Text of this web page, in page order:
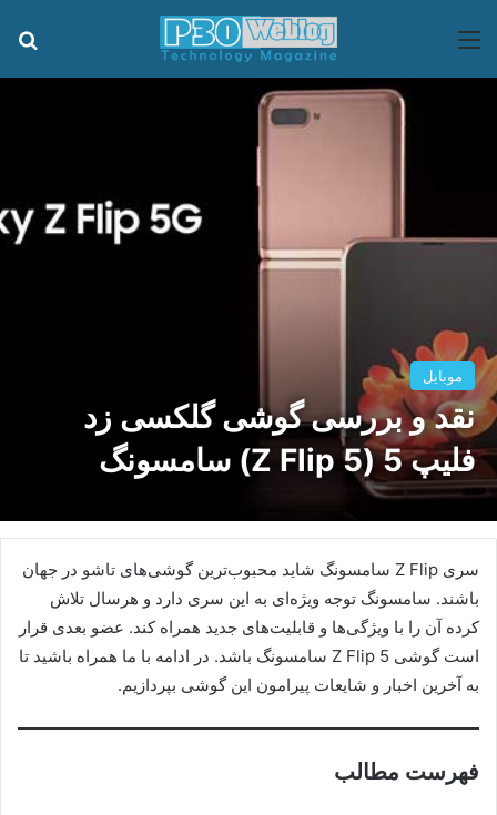
منو
موبایل
نقد و بررسی گوشی گلکسی زد
فلیپ 5 (Z Flip 5) سامسونگ
سری Z Flip سامسونگ شاید محبوب‌ترین گوشی‌های تاشو در جهان
باشند. سامسونگ توجه ویژه‌ای به این سری دارد و هرسال تلاش
کرده آن را با ویژگی‌ها و قابلیت‌های جدید همراه کند. عضو بعدی قرار
است گوشی Z Flip 5 سامسونگ باشد. در ادامه با ما همراه باشید تا
به آخرین اخبار و شایعات پیرامون این گوشی بپردازیم.
فهرست مطالب